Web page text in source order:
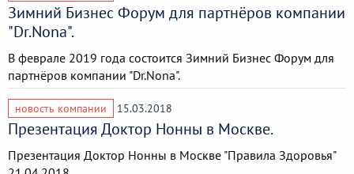
Зимний Бизнес Форум для партнёров компании
"Dr.Nona".
В феврале 2019 года состоится Зимний Бизнес Форум для
партнёров компании "Dr.Nona".
новость компании 15.03.2018
Презентация Доктор Нонны в Москве.
Презентация Доктор Нонны в Москве "Правила Здоровья"